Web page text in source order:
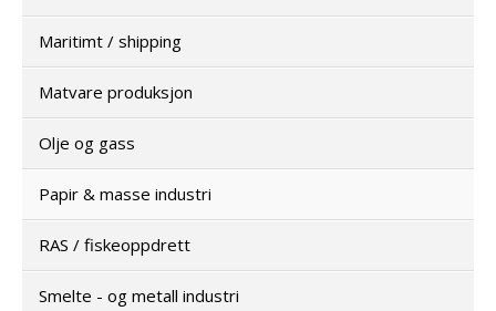
Maritimt / shipping
Matvare produksjon
Olje og gass
Papir & masse industri
RAS / fiskeoppdrett
Smelte - og metall industri